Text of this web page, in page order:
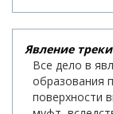
Явление
Все дело в
образования
поверхности